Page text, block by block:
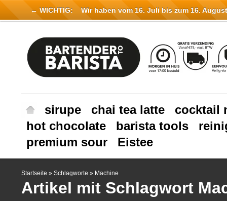
sirupe chai tea latte
cocktail
hot chocolate
barista tools
premium sour
Eistee
Startseite » Schlagworte » Machine
Artikel mit Schlagwort
← WICHTIG: Wir haben vom 16. Juli bis zum 16.